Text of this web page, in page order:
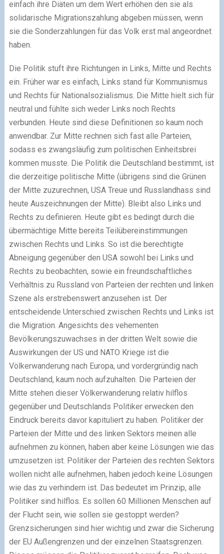
einfach ihre Diäten um dem Wert erhöhen den sie als
solidarische Migrationszahlung abgeben müssen, wenn
sie die Sonderzahlungen für das Volk erst mal angeordnet
haben.
Die Politik stuft ihre Richtungen in Links, Mitte und Rechts
ein. Früher war es einfach, Links stand für Kommunismus
und Rechts für Nationalsozialismus. Die Mitte hielt sich für
neutral und fühlte sich weder Links noch Rechts
verbunden. Heute sind diese Definitionen so kaum noch
anwendbar. Zur Mitte rechnen sich fast alle Parteien,
sodass es zwangsläufig zum politischen Einheitsbrei
kommen musste. Die Politik die Deutschland bestimmt, ist
die derzeitige politische Mitte (übrigens sind die Grünen
der Mitte zuzurechnen, USA Treue und Russlandhass sind
heute Auszeichnungen der Mitte). Bleibt also Links und
Rechts zu definieren. Heute gibt es bedingt durch die
übermächtige Mitte bereits Teilübereinstimmungen
zwischen Rechts und Links. So ist die berechtigte
Abneigung gegenüber den USA sowohl bei Links und
Rechts zu beobachten, sowie ein freundschaftliches
Verhältnis zu Russland von Parteien der rechten und linken
Szene als erstrebenswert anzusehen ist. Der
entscheidende Unterschied zwischen Rechts und Links ist
die Migration. Angesichts des vehementen
Bevölkerungszuwachses in der dritten Welt sowie die
Auswirkungen der US und NATO Kriege ist die
Völkerwanderung nach Europa, und vordergründig nach
Deutschland, kaum noch aufzuhalten. Die Parteien der
Mitte stehen dieser Völkerwanderung relativ hilflos
gegenüber und Deutschlands Politiker erwecken den
Eindruck bereits davor kapituliert zu haben. Politiker der
Parteien der Mitte und des linken Sektors meinen alle
aufnehmen zu können, haben aber keine Lösungen wie das
umzusetzen ist. Politiker der Parteien des rechten Sektors
wollen nicht alle aufnehmen, haben jedoch keine Lösungen
wie das zu verhindern ist. Das bedeutet im Prinzip, alle
Politiker sind hilflos. Es sollen 60 Millionen Menschen auf
der Flucht sein, wie sollen sie gestoppt werden?
Grenzsicherungen sind hier wichtig und zwar die Sicherung
der EU Außengrenzen und der einzelnen Staatsgrenzen.